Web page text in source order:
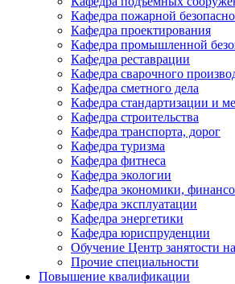
Кафедра пожарной
Кафедра проектирования
Кафедра промышленной
Кафедра реставрации
Кафедра сварочного
Кафедра сметного дела
Кафедра стандартизации и
Кафедра строительства
Кафедра транспорта, дорог
Кафедра туризма
Кафедра фитнеса
Кафедра экологии
Кафедра экономики,
Кафедра эксплуатации
Кафедра энергетики
Кафедра юриспруденции
Обучение Центр занятости
Прочие специальности
Повышение квалификации